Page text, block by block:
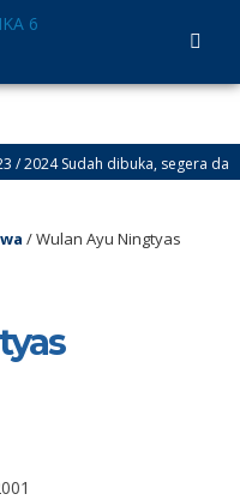
Sudah dibuka, segera
/Wulan Ayu Ningtyas